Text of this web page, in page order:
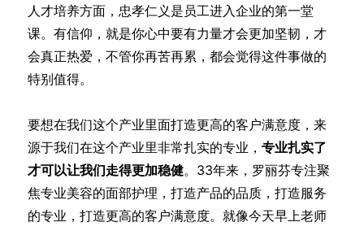
人才培养方面，忠孝仁义是员工进入企业的第一堂
课。有信仰，就是你心中要有力量才会更加坚韧，才
会真正热爱，不管你再苦再累，都会觉得这件事做的
特别值得。
要想在我们这个产业里面打造更高的客户满意度，来
源于我们在这个产业里非常扎实的专业， 专业扎实了
才可以让我们走得更加稳健。33年来，罗丽芬专注聚
焦专业美容的面部护理，打造产品的品质，打造服务
的专业，打造更高的客户满意度。就像今天早上老师